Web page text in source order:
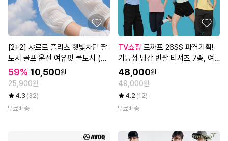
[2+2] 샤르르 플리츠 햇빛차단 팔
토시 골프 운전 여유핏 쿨토시 (총
4set/8개)
59% 10,500원
25,900원
4.3 (32)
무료배송
TV쇼핑
기능성 냉감 반팔 티셔츠 7종, 여
성
48,000원
49,000원
4.2 (12)
무료배송